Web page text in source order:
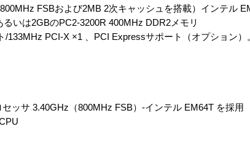
FSBおよび2MB 2次キャッシュを搭載）インテル
いは2GBのPC2-3200R 400MHz DDR2メモリ
/133MHz PCI-X ×1 、PCI Expressサポート（オプション）
ッサ 3.40GHz（800MHz FSB）-インテル EM64T を採用